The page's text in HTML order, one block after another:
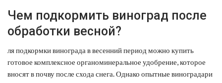
Чем подкормить виноград после
обработки весной?
ля подкормки винограда в весенний период можно купить
готовое комплексное органоминеральное удобрение, которое
вносят в почву после схода снега. Однако опытные виноградари